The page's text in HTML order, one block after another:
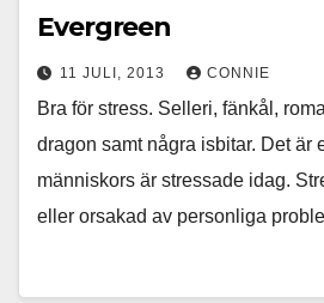
Evergreen
11 JULI, 2013 CONNIE
Bra för stress. Selleri, fänkål,
dragon samt några isbitar. Det är
människors är stressade idag.
eller orsakad av personliga